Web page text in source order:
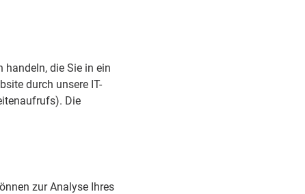
handeln, die Sie in ein
durch unsere IT-
Die
zur Analyse Ihres